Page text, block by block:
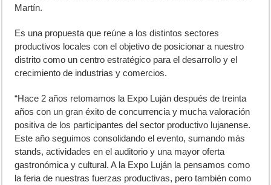
Martín.
Es una propuesta que reúne a los distintos sectores
productivos locales con el objetivo de posicionar a nuestro
distrito como un centro estratégico para el desarrollo y el
crecimiento de industrias y comercios.
“Hace 2 años retomamos la Expo Luján después de treinta
años con un gran éxito de concurrencia y mucha valoración
positiva de los participantes del sector productivo lujanense.
Este año seguimos consolidando el evento, sumando más
stands, actividades en el auditorio y una mayor oferta
gastronómica y cultural. A la Expo Luján la pensamos como
la feria de nuestras fuerzas productivas, pero también como